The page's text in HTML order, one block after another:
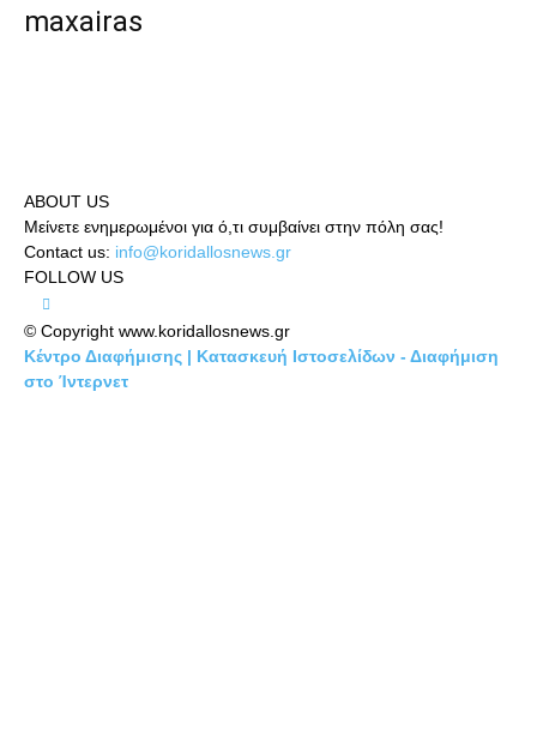
maxairas
ABOUT US
Μείνετε ενημερωμένοι για ό,τι συμβαίνει στην πόλη σας!
Contact us: info@koridallosnews.gr
FOLLOW US
© Copyright www.koridallosnews.gr
Κέντρο Διαφήμισης | Κατασκευή Ιστοσελίδων - Διαφήμιση
στο Ίντερνετ